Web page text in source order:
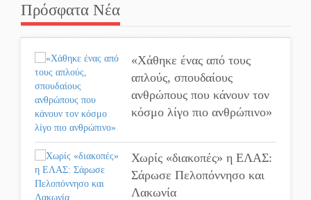
Πρόσφατα Νέα
«Χάθηκε ένας από τους
απλούς, σπουδαίους
ανθρώπους που κάνουν τον
κόσμο λίγο πιο ανθρώπινο»
Χωρίς «διακοπές» η ΕΛΑΣ:
Σάρωσε Πελοπόννησο και
Λακωνία